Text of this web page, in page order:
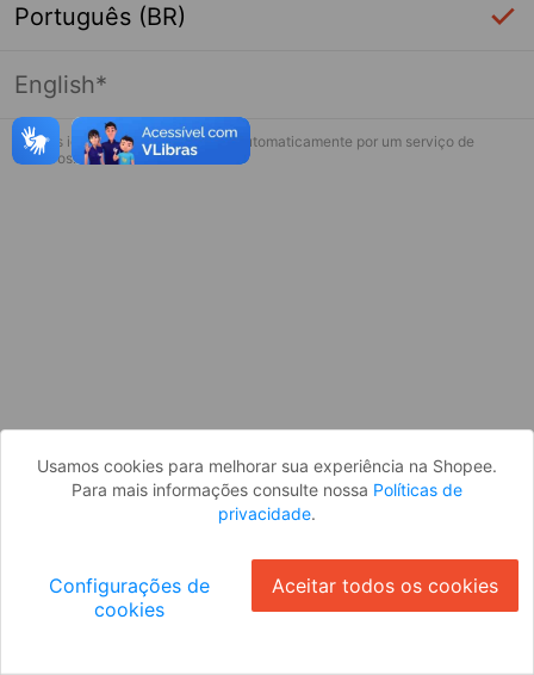
Página indisponível
Desculpe, algo deu errado. Faça login
Português (BR)
English*
* Esses idiomas serão traduzidos automaticamente por um serviço de
terceiros.
Usamos cookies para melhorar sua experiência na Shopee.
Para mais informações consulte nossa Políticas de
privacidade.
Configurações de
cookies
Aceitar todos os cookies